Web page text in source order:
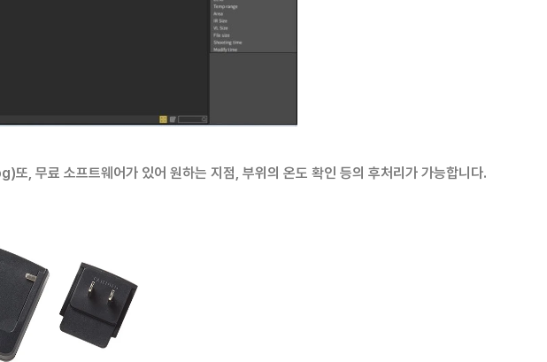
또, 무료 소프트웨어가 있어 원하는 지점, 부위의 온도 확인 등의 후처리가 가능합니다.